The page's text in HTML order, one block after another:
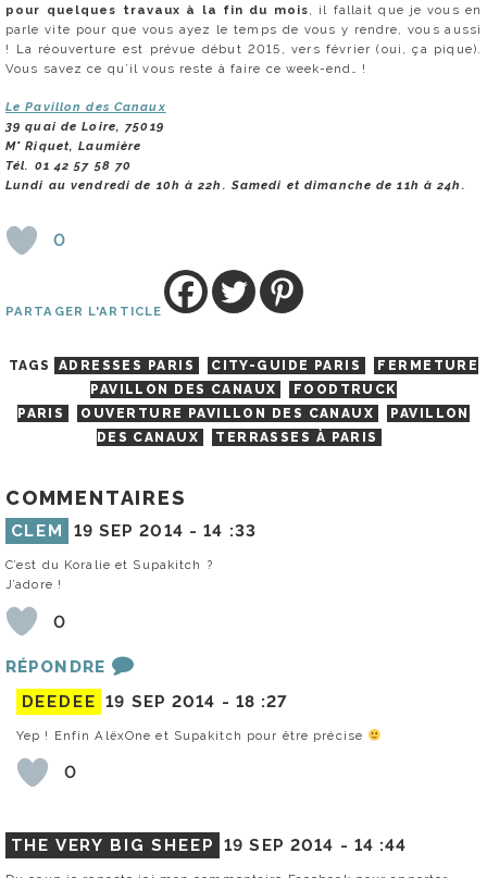
pour quelques travaux à la fin du mois, il fallait que je vous en
parle vite pour que vous ayez le temps de vous y rendre, vous aussi
! La réouverture est prévue début 2015, vers février (oui, ça pique).
Vous savez ce qu’il vous reste à faire ce week-end… !
Le Pavillon des Canaux
39 quai de Loire, 75019
M° Riquet, Laumière
Tél. 01 42 57 58 70
Lundi au vendredi de 10h à 22h. Samedi et dimanche de 11h à 24h.
0
PARTAGER L'ARTICLE
TAGS ADRESSES PARIS CITY-GUIDE PARIS
FERMETURE
PAVILLON DES CANAUX
FOODTRUCK
PARIS
OUVERTURE PAVILLON DES CANAUX
PAVILLON
DES CANAUX
TERRASSES À PARIS
COMMENTAIRES
CLEM 19 SEP 2014 -14 :33
C’est du Koralie et Supakitch ?
J’adore !
0
RÉPONDRE
DEEDEE 19 SEP 2014 - 18 :27
Yep ! Enfin AlëxOne et Supakitch pour être précise
0
THE VERY BIG SHEEP 19 SEP 2014 - 14 :44